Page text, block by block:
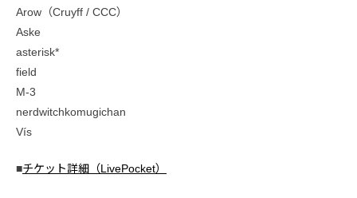
Arow（Cruyff / CCC）
Aske
asterisk*
field
M-3
nerdwitchkomugichan
Vís
■チケット詳細（LivePocket）